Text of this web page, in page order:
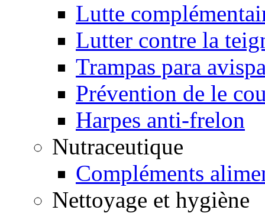
Lutte
Lutter contre la
Trampas para
Prévention de le
Harpes anti-frelon
Nutraceutique
Compléments
Nettoyage et hygiène